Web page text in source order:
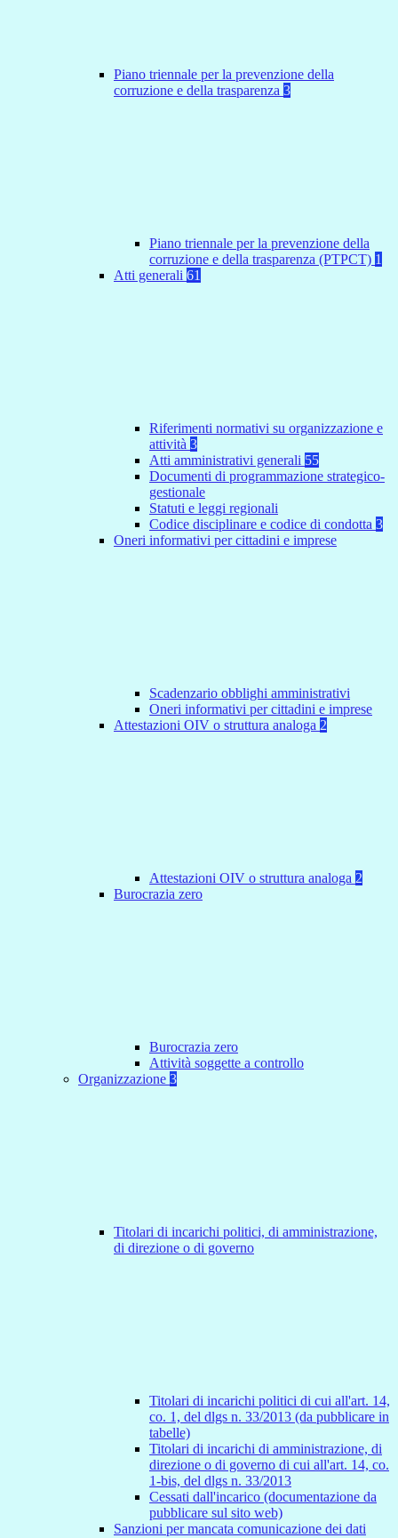
Piano triennale per la prevenzione della
corruzione e della trasparenza 3
Piano triennale per la prevenzione della
corruzione e della trasparenza (PTPCT) 1
Atti generali 61
Riferimenti normativi su organizzazione e
attività 3
Atti amministrativi generali 55
Documenti di programmazione strategico-
gestionale
Statuti e leggi regionali
Codice disciplinare e codice di condotta 3
Oneri informativi per cittadini e imprese
Scadenzario obblighi amministrativi
Oneri informativi per cittadini e imprese
Attestazioni OIV o struttura analoga 2
Attestazioni OIV o struttura analoga 2
Burocrazia zero
Burocrazia zero
Attività soggette a controllo
Organizzazione 3
Titolari di incarichi politici, di amministrazione,
di direzione o di governo
Titolari di incarichi politici di cui all'art. 14,
co. 1, del dlgs n. 33/2013 (da pubblicare in
tabelle)
Titolari di incarichi di amministrazione, di
direzione o di governo di cui all'art. 14, co.
1-bis, del dlgs n. 33/2013
Cessati dall'incarico (documentazione da
pubblicare sul sito web)
Sanzioni per mancata comunicazione dei dati